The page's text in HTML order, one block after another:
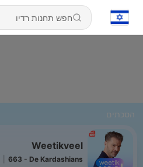
הסכתים
Weetikveel
663 - De Kardashians